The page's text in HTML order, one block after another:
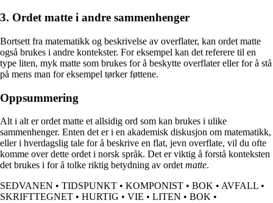
3. Ordet matte i andre sammenhenger
Bortsett fra matematikk og beskrivelse av overflater, kan ordet matte
også brukes i andre kontekster. For eksempel kan det referere til en
type liten, myk matte som brukes for å beskytte overflater eller for å stå
på mens man for eksempel tørker føttene.
Oppsummering
Alt i alt er ordet matte et allsidig ord som kan brukes i ulike
sammenhenger. Enten det er i en akademisk diskusjon om matematikk,
eller i hverdagslig tale for å beskrive en flat, jevn overflate, vil du ofte
komme over dette ordet i norsk språk. Det er viktig å forstå konteksten
det brukes i for å tolke riktig betydning av ordetmatte.
SEDVANEN • TIDSPUNKT • KOMPONIST • BOK • AVFALL •
SKRIFTTEGNET • HURTIG • VIE • LITEN • BOK •